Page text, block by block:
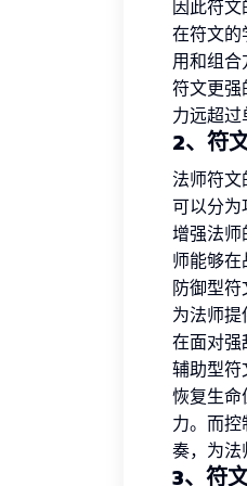
因此符
在符文的
用和组
符文更强
力远超过
2、符
法师符文
可以分为
增强法师
师能够在
防御型
为法师
在面对强
辅助型符
恢复生命
力。而
奏，为法
3、符